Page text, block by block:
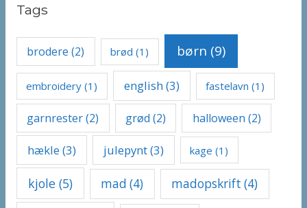
Tags
brodere (2) brød (1) børn (9)
embroidery (1) english(3) fastelavn (1)
garnrester(2) grød (2) halloween (2)
hækle(3) julepynt(3) kage (1)
kjole(5) mad (4) madopskrift (4)